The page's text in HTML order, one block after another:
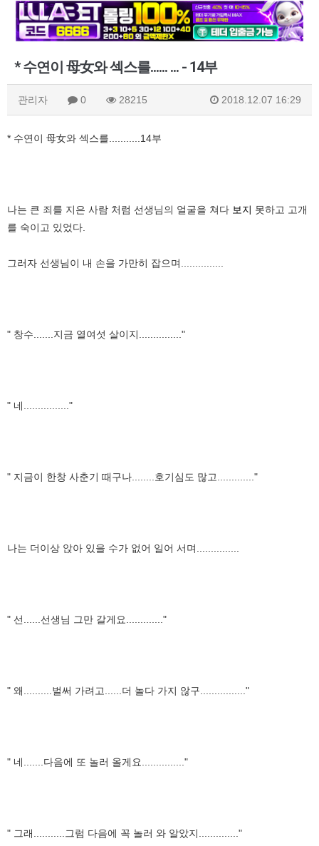
* 수연이 母女와 섹스를...... ... - 14부
관리자 0 28215 2018.12.07 16:29
* 수연이 母女와 섹스를...........14부
나는 큰 죄를 지은 사람 처럼 선생님의 얼굴을 쳐다 보지 못하고 고개
를 숙이고 있었다.
그러자 선생님이 내 손을 가만히 잡으며...............
" 창수.......지금 열여섯 살이지..............."
" 네................"
" 지금이 한창 사춘기 때구나........호기심도 많고............."
나는 더이상 앉아 있을 수가 없어 일어 서며...............
" 선......선생님 그만 갈게요............."
" 왜..........벌써 가려고......더 놀다 가지 않구................"
" 네.......다음에 또 놀러 올게요..............."
" 그래...........그럼 다음에 꼭 놀러 와 알았지.............."